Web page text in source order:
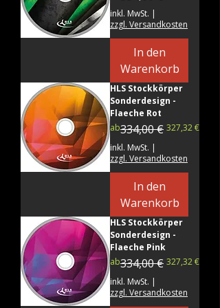
inkl. MwSt.
zzgl. Versandkosten
In den
Warenkorb
HLS Stockkörper
Sonderdesign -
Flaeche Rot
ab
Standardpreis
334,00 € 327,32 €
Sale-Preis
inkl. MwSt.
zzgl. Versandkosten
In den
Warenkorb
HLS Stockkörper
Sonderdesign -
Flaeche Pink
ab
Standardpreis
334,00 € 327,32 €
Sale-Preis
inkl. MwSt.
zzgl. Versandkosten